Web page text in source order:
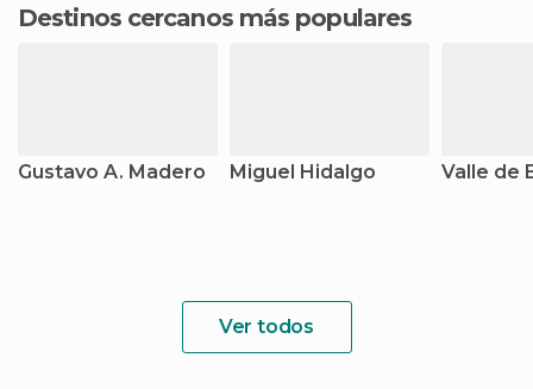
Destinos cercanos más populares
Gustavo A. Madero Miguel Hidalgo Valle de
Ver todos